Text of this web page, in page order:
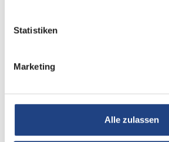
Statistiken
Marketing
Alle zulassen
Markise
Küche
Kompressor-Kühlschrank